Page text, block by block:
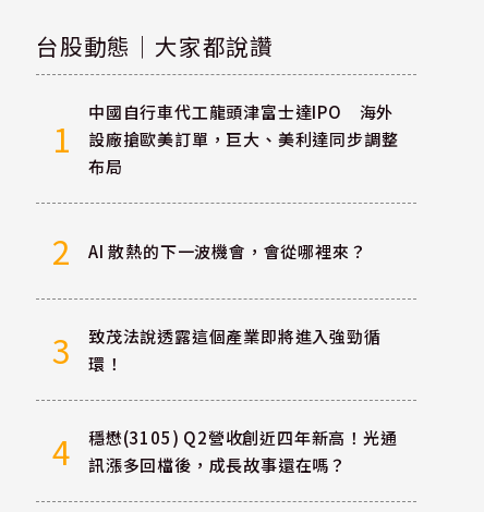
台股動態｜大家都說讚
1
中國自行車代工龍頭津富士達IPO 海外
設廠搶歐美訂單，巨大、美利達同步調整
布局
2 AI 散熱的下一波機會，會從哪裡來？
3
致茂法說透露這個產業即將進入強勁循
環！
4
穩懋(3105) Q2營收創近四年新高！光通
訊漲多回檔後，成長故事還在嗎？